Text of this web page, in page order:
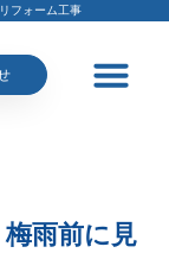
フォーム工事
雨前に見